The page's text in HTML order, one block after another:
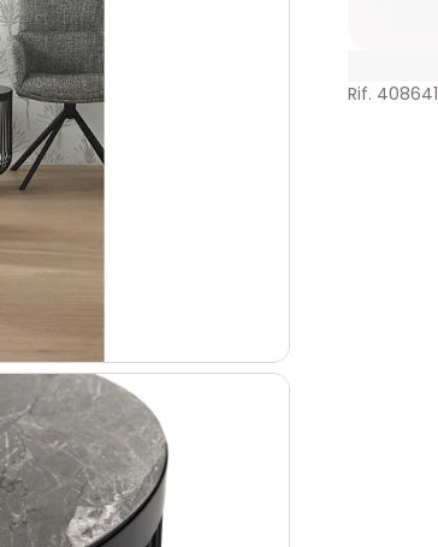
Rif.